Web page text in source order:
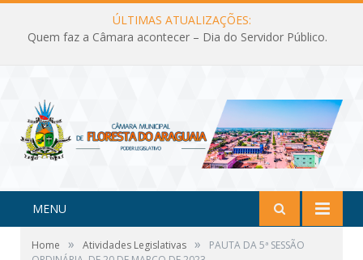
ÚLTIMAS ATUALIZAÇÕES:
Quem faz a Câmara acontecer – Dia do Servidor Público.
MENU
Home » Atividades Legislativas »
PAUTA DA 5ª SESSÃO